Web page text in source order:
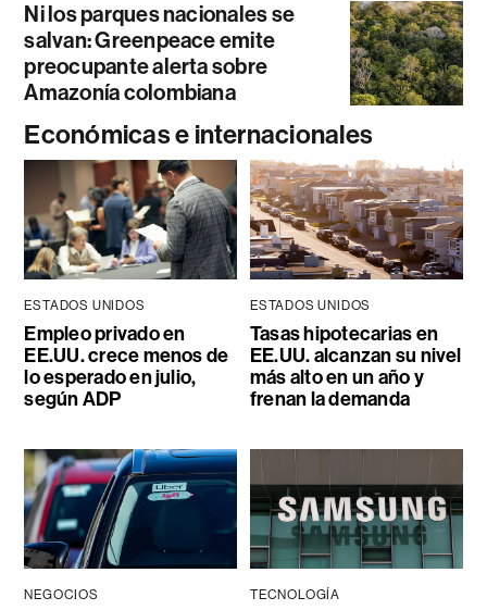
Ni los parques nacionales se
salvan: Greenpeace emite
preocupante alerta sobre
Amazonía colombiana
Económicas e internacionales
ESTADOS UNIDOS
Empleo privado en
EE.UU. crece menos de
lo esperado en julio,
según ADP
ESTADOS UNIDOS
Tasas hipotecarias en
EE.UU. alcanzan su nivel
más alto en un año y
frenan la demanda
NEGOCIOS TECNOLOGÍA